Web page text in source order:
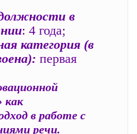
в
: 4 года;
категория (в
первая
как
в работе с
речи.